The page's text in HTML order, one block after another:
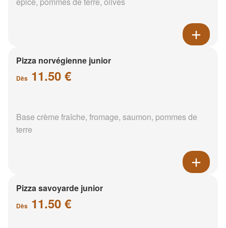
Pizza norvégienne junior
Dès 11.50 €
Base crème fraîche, fromage, saumon, pommes de
terre
Pizza savoyarde junior
Dès 11.50 €